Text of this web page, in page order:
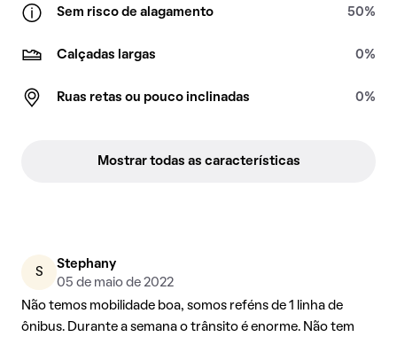
Sem risco de alagamento 50%
Calçadas largas 0%
Ruas retas ou pouco inclinadas 0%
Mostrar todas as características
S
Stephany
05 de maio de 2022
Não temos mobilidade boa, somos reféns de 1 linha de
ônibus. Durante a semana o trânsito é enorme. Não tem